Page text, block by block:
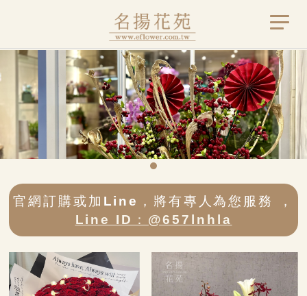
官網訂購或加Line，將有專人為您服務 ，
Line ID：@657lnhla